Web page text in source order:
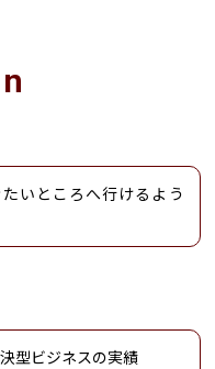
いところへ行けるよう
型ビジネスの実績